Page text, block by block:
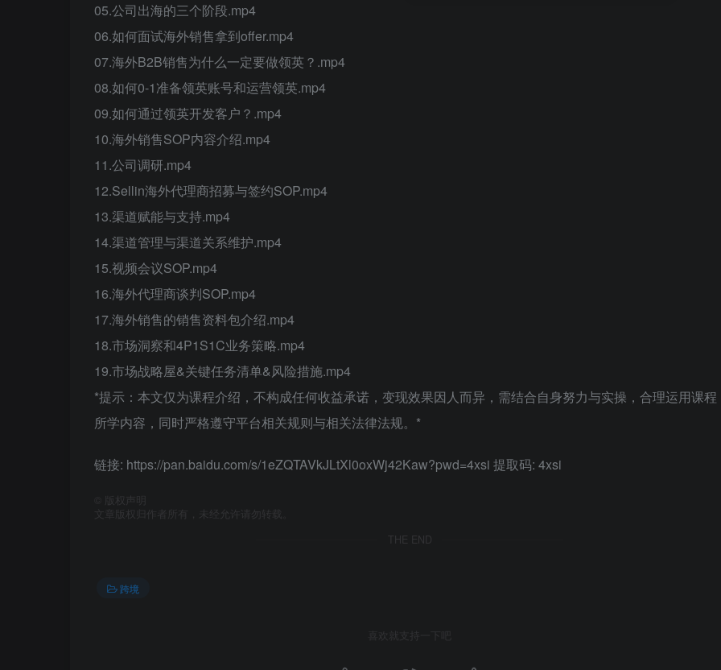
05.公司出海的三个阶段.mp4
06.如何面试海外销售拿到offer.mp4
07.海外B2B销售为什么一定要做领英？.mp4
08.如何0-1准备领英账号和运营领英.mp4
09.如何通过领英开发客户？.mp4
10.海外销售SOP内容介绍.mp4
11.公司调研.mp4
12.Sellin海外代理商招募与签约SOP.mp4
13.渠道赋能与支持.mp4
14.渠道管理与渠道关系维护.mp4
15.视频会议SOP.mp4
16.海外代理商谈判SOP.mp4
17.海外销售的销售资料包介绍.mp4
18.市场洞察和4P1S1C业务策略.mp4
19.市场战略屋&关键任务清单&风险措施.mp4
*提示：本文仅为课程介绍，不构成任何收益承诺，变现效果因人而异，需结合自身努力与实操，合理运用课程
所学内容，同时严格遵守平台相关规则与相关法律法规。*
链接: https://pan.baidu.com/s/1eZQTAVkJLtXl0oxWj42Kaw?pwd=4xsi 提取码: 4xsi
版权声明
文章版权归作者所有，未经允许请勿转载。
THE END
跨境
喜欢就支持一下吧